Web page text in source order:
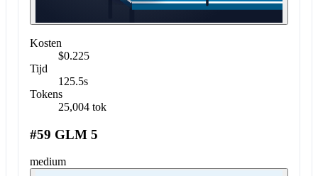
Kosten
$0.225
Tijd
125.5s
Tokens
25,004 tok
#59 GLM 5
medium